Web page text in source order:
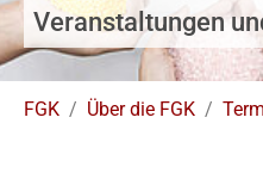
Veranstaltungen
Sie sind hier:
FGK Über die FGK